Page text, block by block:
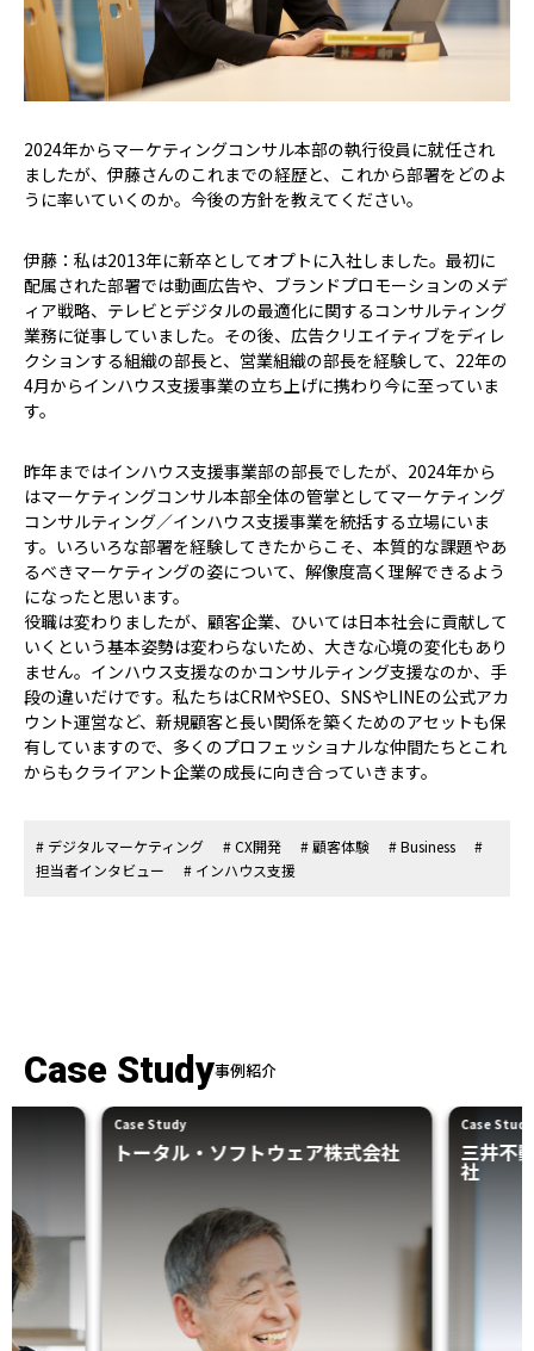
――2024年からマーケティングコンサル本部の執行役員に就任され
ましたが、伊藤さんのこれまでの経歴と、これから部署をどのよ
うに率いていくのか。今後の方針を教えてください。
伊藤：私は2013年に新卒としてオプトに入社しました。最初に
配属された部署では動画広告や、ブランドプロモーションのメデ
ィア戦略、テレビとデジタルの最適化に関するコンサルティング
業務に従事していました。その後、広告クリエイティブをディレ
クションする組織の部長と、営業組織の部長を経験して、22年の
4月からインハウス支援事業の立ち上げに携わり今に至っていま
す。
昨年まではインハウス支援事業部の部長でしたが、2024年から
はマーケティングコンサル本部全体の管掌としてマーケティング
コンサルティング／インハウス支援事業を統括する立場にいま
す。いろいろな部署を経験してきたからこそ、本質的な課題やあ
るべきマーケティングの姿について、解像度高く理解できるよう
になったと思います。
役職は変わりましたが、顧客企業、ひいては日本社会に貢献して
いくという基本姿勢は変わらないため、大きな心境の変化もあり
ません。インハウス支援なのかコンサルティング支援なのか、手
段の違いだけです。私たちはCRMやSEO、SNSやLINEの公式アカ
ウント運営など、新規顧客と長い関係を築くためのアセットも保
有していますので、多くのプロフェッショナルな仲間たちとこれ
からもクライアント企業の成長に向き合っていきます。
# デジタルマーケティング # CX開発 # 顧客体験 # Business
#
担当者インタビュー
# インハウス支援
Case Study事例紹介
Case Study
トータル・ソフトウェア株式会社
Case Study
三井不
社